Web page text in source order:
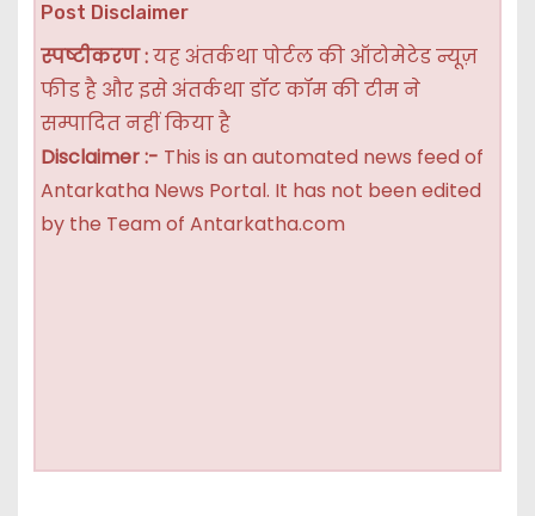
Post Disclaimer
स्पष्टीकरण :यह अंतर्कथा पोर्टल की ऑटोमेटेड न्यूज़
फीड है और इसे अंतर्कथा डॉट कॉम की टीम ने
सम्पादित नहीं किया है
Disclaimer :- This is an automated news feed of
Antarkatha News Portal. It has not been edited
by the Team of Antarkatha.com